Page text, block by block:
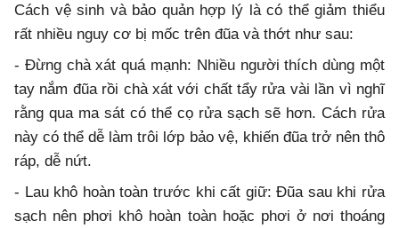
Cách vệ sinh và bảo quản hợp lý là có thể giảm thiểu
rất nhiều nguy cơ bị mốc trên đũa và thớt như sau:
- Đừng chà xát quá mạnh: Nhiều người thích dùng một
tay nắm đũa rồi chà xát với chất tẩy rửa vài lần vì nghĩ
rằng qua ma sát có thể cọ rửa sạch sẽ hơn. Cách rửa
này có thể dễ làm trôi lớp bảo vệ, khiến đũa trở nên thô
ráp, dễ nứt.
- Lau khô hoàn toàn trước khi cất giữ: Đũa sau khi rửa
sạch nên phơi khô hoàn toàn hoặc phơi ở nơi thoáng